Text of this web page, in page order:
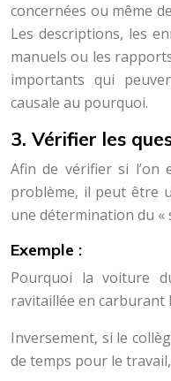
concernées ou même
Les descriptions, les
manuels ou les
importants qui
causale au pourquoi.
3. Vérifier les
Afin de vérifier si l’on
problème, il peut être
une détermination du «
Exemple :
Pourquoi la voiture
ravitaillée en carburant
Inversement, si le
de temps pour le